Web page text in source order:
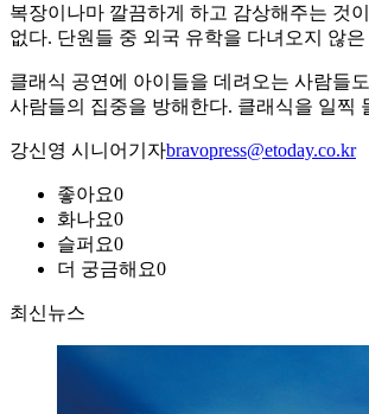
복장이나마 깔끔하게 하고 감상해주는 것
없다. 단원들 중 외국 유학을 다녀오지 않
클래식 공연에 아이들을 데려오는 사람들
사람들의 집중을 방해한다. 클래식을 일찍
강신영 시니어기자bravopress@etoday.co.kr
좋아요0
화나요0
슬퍼요0
더 궁금해요0
최신뉴스